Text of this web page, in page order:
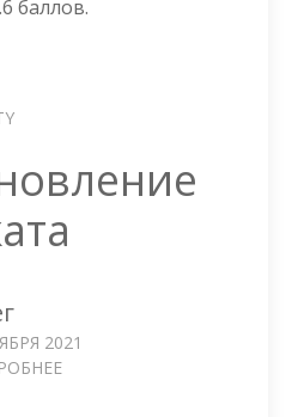
баллов.
2021